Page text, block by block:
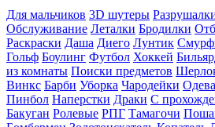
Для мальчиков 3D шутеры
Обслуживание Леталки Бродилки
Раскраски Даша Диего Лунтик
Гольф Боулинг Футбол Хоккей
из комнаты Поиски предметов
Винкс Барби Уборка Чародейки
Пинбол Наперстки Драки С
Бакуган Ролевые РПГ Тамагочи